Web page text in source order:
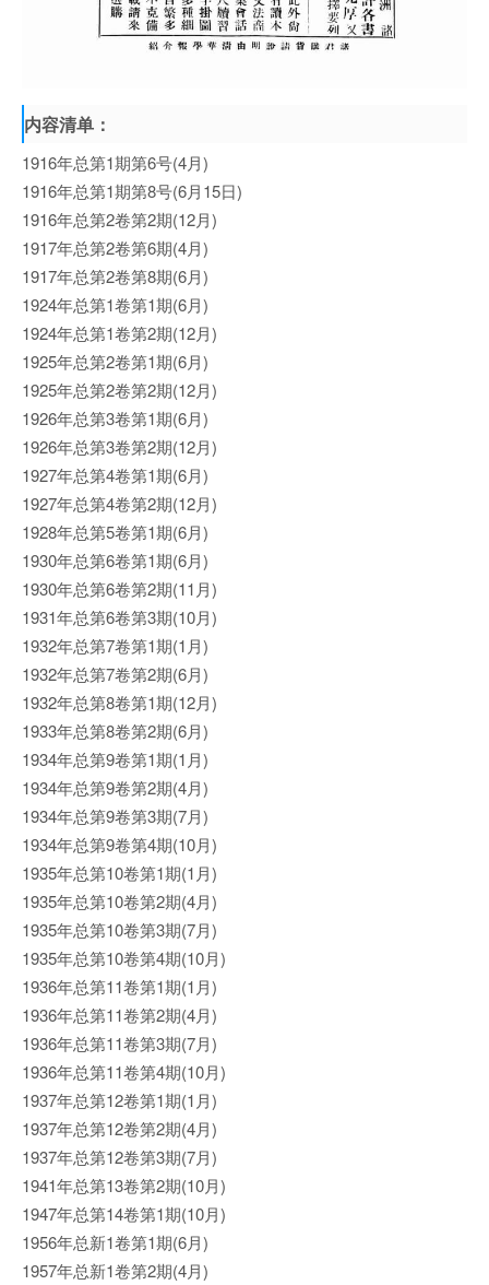
内容清单：
1916年总第1期第6号(4月)
1916年总第1期第8号(6月15日)
1916年总第2卷第2期(12月)
1917年总第2卷第6期(4月)
1917年总第2卷第8期(6月)
1924年总第1卷第1期(6月)
1924年总第1卷第2期(12月)
1925年总第2卷第1期(6月)
1925年总第2卷第2期(12月)
1926年总第3卷第1期(6月)
1926年总第3卷第2期(12月)
1927年总第4卷第1期(6月)
1927年总第4卷第2期(12月)
1928年总第5卷第1期(6月)
1930年总第6卷第1期(6月)
1930年总第6卷第2期(11月)
1931年总第6卷第3期(10月)
1932年总第7卷第1期(1月)
1932年总第7卷第2期(6月)
1932年总第8卷第1期(12月)
1933年总第8卷第2期(6月)
1934年总第9卷第1期(1月)
1934年总第9卷第2期(4月)
1934年总第9卷第3期(7月)
1934年总第9卷第4期(10月)
1935年总第10卷第1期(1月)
1935年总第10卷第2期(4月)
1935年总第10卷第3期(7月)
1935年总第10卷第4期(10月)
1936年总第11卷第1期(1月)
1936年总第11卷第2期(4月)
1936年总第11卷第3期(7月)
1936年总第11卷第4期(10月)
1937年总第12卷第1期(1月)
1937年总第12卷第2期(4月)
1937年总第12卷第3期(7月)
1941年总第13卷第2期(10月)
1947年总第14卷第1期(10月)
1956年总新1卷第1期(6月)
1957年总新1卷第2期(4月)